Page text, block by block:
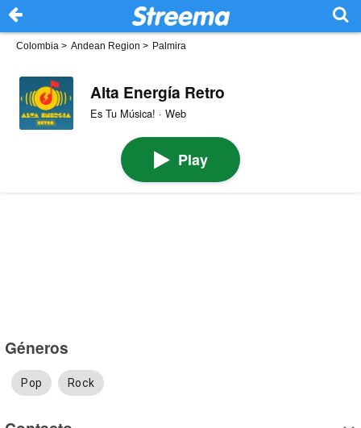
Colombia > Andean Region > Palmira
Alta Energía Retro
Es Tu Música! · Web
Play
Géneros
Pop Rock